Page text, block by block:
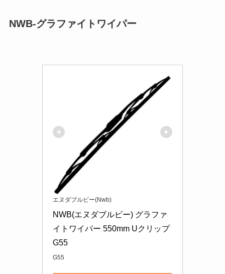
NWB-グラファイトワイパー
エヌダブルビー(Nwb)
NWB(エヌダブルビー) グラファ
イトワイパー 550mm Uクリップ
G55
G55